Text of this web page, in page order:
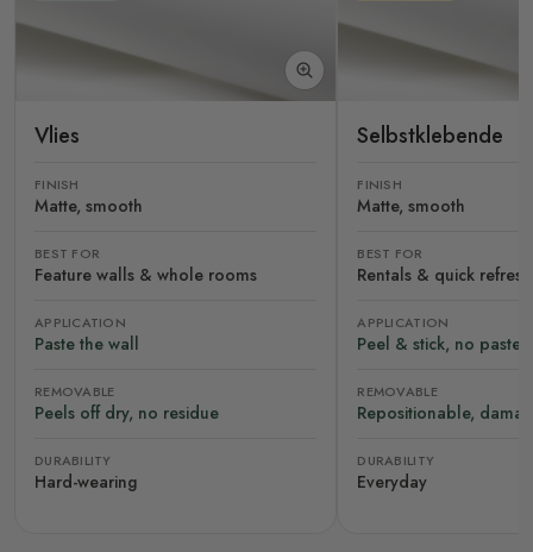
Vlies
FINISH
Matte, smooth
BEST FOR
Feature walls & whole rooms
APPLICATION
Paste the wall
REMOVABLE
Peels off dry, no residue
DURABILITY
Hard-wearing
Selbstklebende
FINISH
Matte, smooth
BEST FOR
Rentals & quick
APPLICATION
Peel & stick, no paste
REMOVABLE
Repositionable,
DURABILITY
Everyday